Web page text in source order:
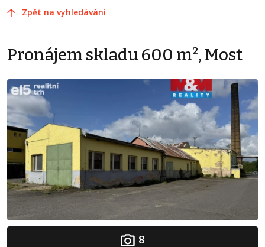
Zpět na vyhledávání
Pronájem skladu 600 m², Most
8